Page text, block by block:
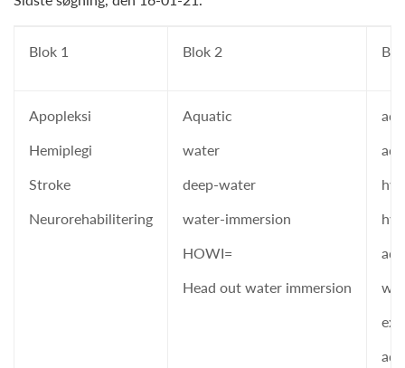
Blok 1 Blok 2
Apopleksi
Hemiplegi
Stroke
Neurorehabilitering
Aquatic
water
deep-water
water-immersion
HOWI=
Head out water immersion